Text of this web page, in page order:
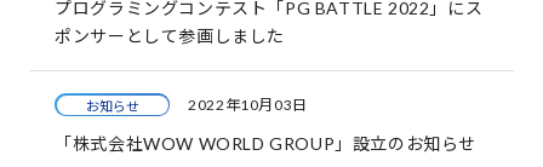
プログラミングコンテスト「PG BATTLE 2022」にス
ポンサーとして参画しました
お知らせ 2022年10月03日
「株式会社WOW WORLD GROUP」設立のお知らせ